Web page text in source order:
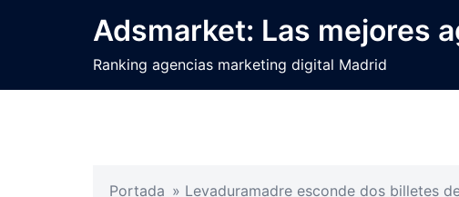
Adsmarket: Las mejores
Ranking agencias marketing digital Madrid
Portada » Levaduramadre esconde dos billetes